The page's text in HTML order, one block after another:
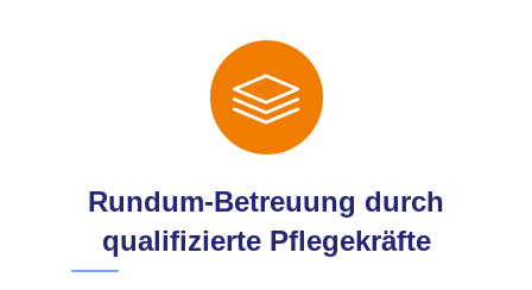
Rundum-Betreuung durch
qualifizierte Pflegekräfte